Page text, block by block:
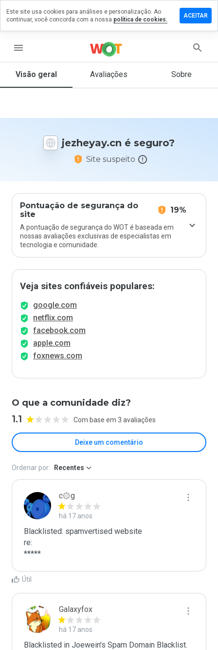
menu
Visão geral Avaliações Sobre
jezheyay.cn é seguro?
Site suspeito
Pontuação de segurança do
site
19%
A pontuação de segurança do WOT é baseada em
nossas avaliações exclusivas de especialistas em
tecnologia e comunidade.
Veja sites confiáveis populares:
google.com
netflix.com
facebook.com
apple.com
foxnews.com
O que a comunidade diz?
1.1 Com base em 3 avaliações
Deixe um comentário
um
que
Ordenar por: Recentes
c۞g
há 17 anos
Blacklisted: spamvertised website
re:
*****
Útil
Galaxyfox
há 17 anos
Blacklisted in Joewein's Spam Domain Blacklist.
Este site usa cookies para análises e personalização. Ao
continuar, você concorda com a nossa política de cookies.
ACEITAR